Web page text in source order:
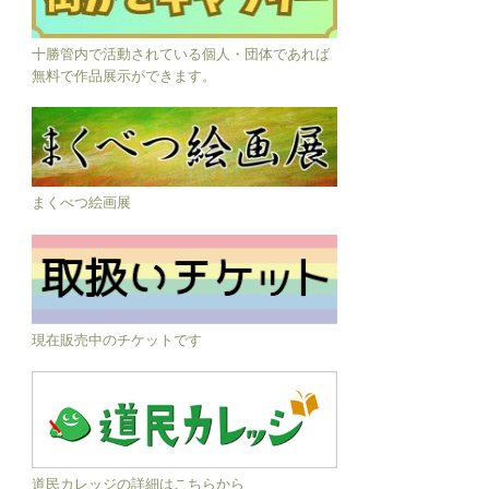
十勝管内で活動されている個人・団体であれば
無料で作品展示ができます。
まくべつ絵画展
現在販売中のチケットです
道民カレッジの詳細はこちらから